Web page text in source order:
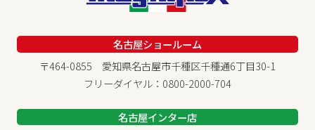
◆法令、規範の遵守と見直し
令、その他規範を遵守するとともに、本ポリシーの内容
を適宜見直し、その改善に努めます。
名古屋ショールーム
〒464-0855 愛知県名古屋市千種区千種通6丁目30-1
フリーダイヤル：0800-2000-704
名古屋インター店